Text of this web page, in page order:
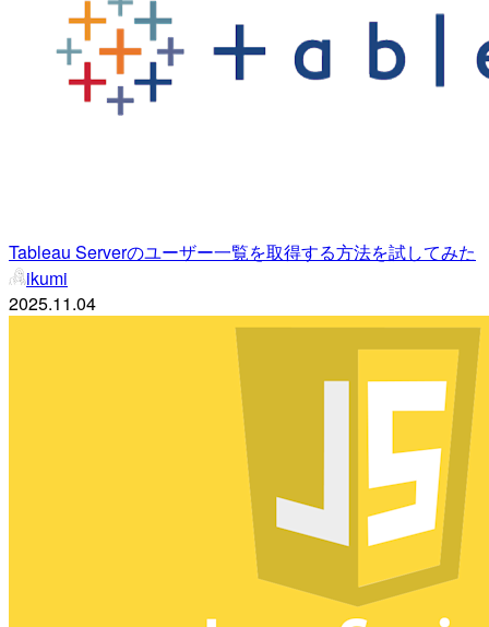
Tableau Serverのユーザー一覧を取得する方法を試してみた
ikumi
2025.11.04